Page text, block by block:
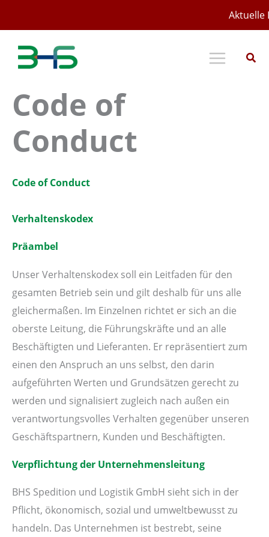
springen
Aktuelle
Code of
Conduct
Code of Conduct
Verhaltenskodex
Präambel
Unser Verhaltenskodex soll ein Leitfaden für den
gesamten Betrieb sein und gilt deshalb für uns alle
gleichermaßen. Im Einzelnen richtet er sich an die
oberste Leitung, die Führungskräfte und an alle
Beschäftigten und Lieferanten. Er repräsentiert zum
einen den Anspruch an uns selbst, den darin
aufgeführten Werten und Grundsätzen gerecht zu
werden und signalisiert zugleich nach außen ein
verantwortungsvolles Verhalten gegenüber unseren
Geschäftspartnern, Kunden und Beschäftigten.
Verpflichtung der Unternehmensleitung
BHS Spedition und Logistik GmbH sieht sich in der
Pflicht, ökonomisch, sozial und umweltbewusst zu
handeln. Das Unternehmen ist bestrebt, seine